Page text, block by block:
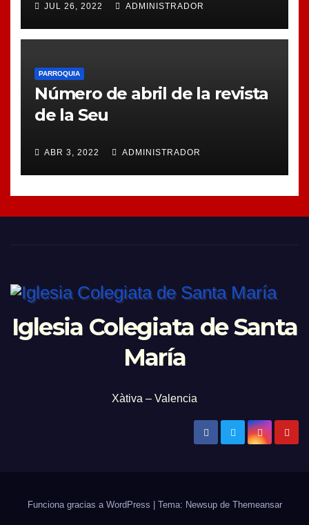
JUL 26, 2022 ADMINISTRADOR
PARROQUIA
Número de abril de la revista
de la Seu
ABR 3, 2022 ADMINISTRADOR
Iglesia Colegiata de Santa
María
Xàtiva – Valencia
Funciona gracias a WordPress | Tema: Newsup de Themeansar